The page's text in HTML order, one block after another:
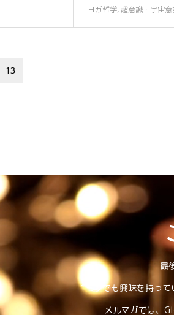
ヨガ哲学, 超意識・宇宙意
13
最
1ミリでも興味を持って
メルマガでは、